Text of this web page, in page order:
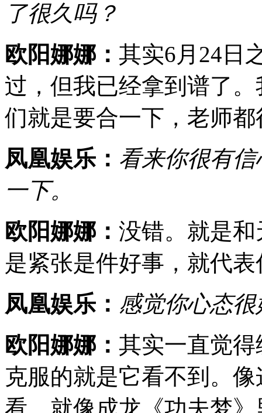
了很久吗？
欧阳娜娜： 其实6月24日
过，但我已经拿到谱了
们就是要合一下，老师
凤凰娱乐： 看来你很有
一下。
欧阳娜娜： 没错。就是
是紧张是件好事，就代
凤凰娱乐： 感觉你心态
欧阳娜娜： 其实一直觉
克服的就是它看不到。